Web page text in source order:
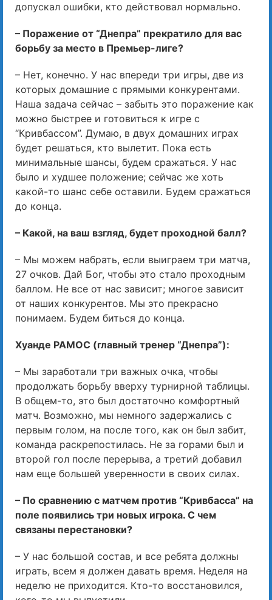
допускал ошибки, кто действовал нормально.
– Поражение от “Днепра” прекратило для вас
борьбу за место в Премьер-лиге?
– Нет, конечно. У нас впереди три игры, две из
которых домашние с прямыми конкурентами.
Наша задача сейчас – забыть это поражение как
можно быстрее и готовиться к игре с
“Кривбассом”. Думаю, в двух домашних играх
будет решаться, кто вылетит. Пока есть
минимальные шансы, будем сражаться. У нас
было и худшее положение; сейчас же хоть
какой-то шанс себе оставили. Будем сражаться
до конца.
– Какой, на ваш взгляд, будет проходной балл?
– Мы можем набрать, если выиграем три матча,
27 очков. Дай Бог, чтобы это стало проходным
баллом. Не все от нас зависит; многое зависит
от наших конкурентов. Мы это прекрасно
понимаем. Будем биться до конца.
Хуанде РАМОС (главный тренер “Днепра”):
– Мы заработали три важных очка, чтобы
продолжать борьбу вверху турнирной таблицы.
В общем-то, это был достаточно комфортный
матч. Возможно, мы немного задержались с
первым голом, на после того, как он был забит,
команда раскрепостилась. Не за горами был и
второй гол после перерыва, а третий добавил
нам еще большей уверенности в своих силах.
– По сравнению с матчем против “Кривбасса” на
поле появились три новых игрока. С чем
связаны перестановки?
– У нас большой состав, и все ребята должны
играть, всем я должен давать время. Неделя на
неделю не приходится. Кто-то восстановился,